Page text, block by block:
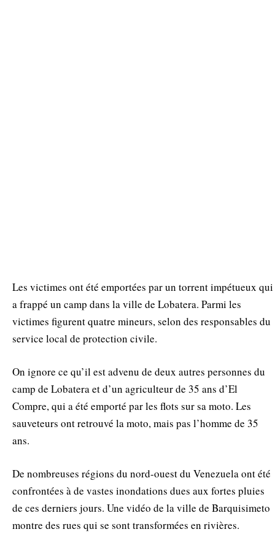
Les victimes ont été emportées par un torrent impétueux qui
a frappé un camp dans la ville de Lobatera. Parmi les
victimes figurent quatre mineurs, selon des responsables du
service local de protection civile.
On ignore ce qu’il est advenu de deux autres personnes du
camp de Lobatera et d’un agriculteur de 35 ans d’El
Compre, qui a été emporté par les flots sur sa moto. Les
sauveteurs ont retrouvé la moto, mais pas l’homme de 35
ans.
De nombreuses régions du nord-ouest du Venezuela ont été
confrontées à de vastes inondations dues aux fortes pluies
de ces derniers jours. Une vidéo de la ville de Barquisimeto
montre des rues qui se sont transformées en rivières.